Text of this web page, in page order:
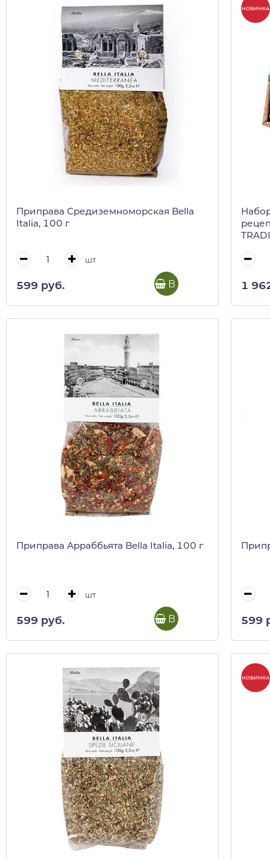
Приправа Средиземноморская Bella
Italia, 100 г
шт
599 руб. В корзину
НОВИНКА
1
Приправа Арраббьята Bella Italia, 100 г
шт
599 руб. В корзину 599
НОВИНКА